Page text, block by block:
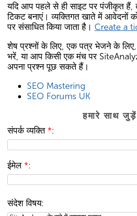
यदि आप पहले से ही साइट पर पंजीकृत हैं,
टिकट बनाएं। व्यक्तिगत खाते में आवेदनों
पर संसाधित किया जाता है। Create a
शेष प्रश्नों के लिए, एक पत्र भेजने के लिए,
भरें, या आप किसी एक मंच पर
अपना प्रश्न पूछ सकते हैं।
SEO Mastering
SEO Forums UK
हमारे साथ जुड़ें
संपर्क व्यक्ति *:
ईमेल *:
संदेश विषय: